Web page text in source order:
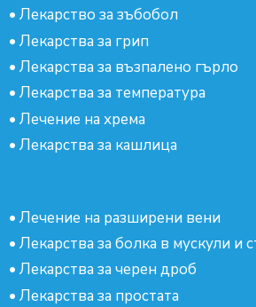
• Лекарство за зъбобол
• Лекарства за грип
• Лекарства за възпалено гърло
• Лекарства за температура
• Лечение на хрема
• Лекарства за кашлица
• Лечение на разширени вени
• Лекарства за болка в мускули и
• Лекарства за черен дроб
• Лекарства за простата